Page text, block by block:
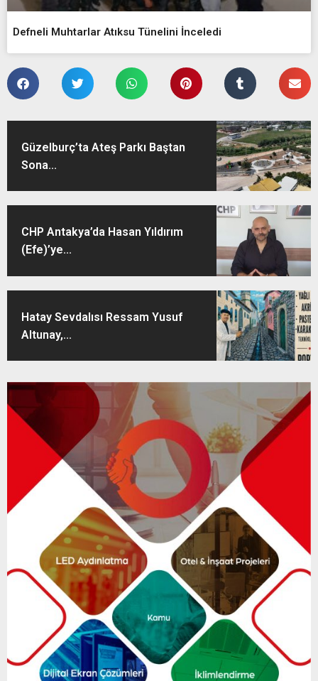
Defneli Muhtarlar Atıksu Tünelini İnceledi
Güzelburç’ta Ateş Parkı Baştan
Sona...
CHP Antakya’da Hasan Yıldırım
(Efe)’ye...
Hatay Sevdalısı Ressam Yusuf
Altunay,...